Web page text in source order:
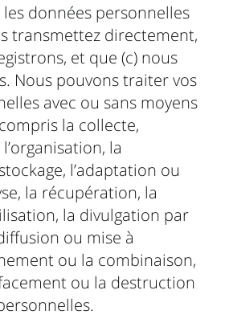
données personnelles
transmettez directement,
et que (c) nous
Nous pouvons traiter vos
avec ou sans moyens
la collecte,
la
l’adaptation ou
la récupération, la
la divulgation par
ou mise à
ou la combinaison,
ou la destruction